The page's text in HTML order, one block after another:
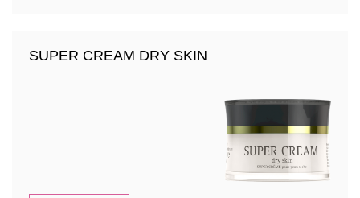
SUPER CREAM DRY SKIN